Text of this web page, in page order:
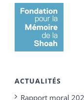
ACTUALITÉS
Rapport moral